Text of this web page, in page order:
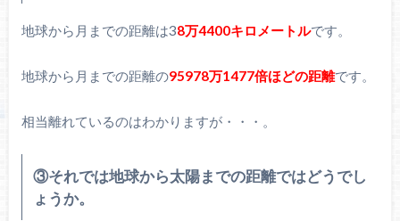
地球から月までの距離は38万4400キロメートルです。
地球から月までの距離の95978万1477倍ほどの距離です。
相当離れているのはわかりますが・・・。
③それでは地球から太陽までの距離ではどうでし
ょうか。